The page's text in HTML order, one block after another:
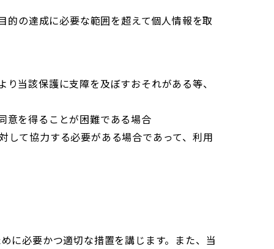
的の達成に必要な範囲を超えて個人情報を取
当該保護に支障を及ぼすおそれがある等、
意を得ることが困難である場合
て協力する必要がある場合であって、利用
に必要かつ適切な措置を講じます。また、当